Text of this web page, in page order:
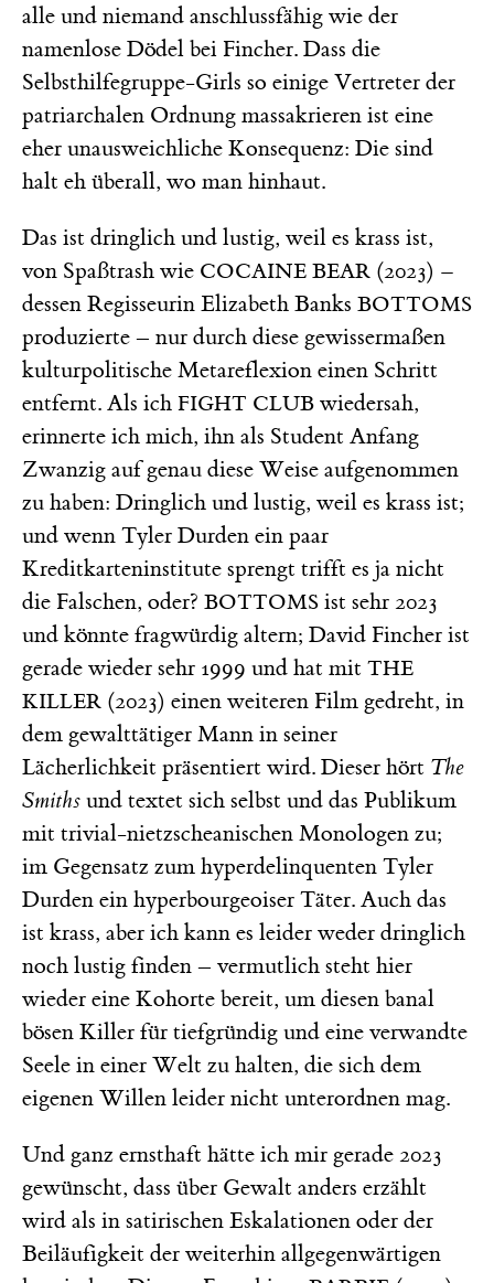
alle und niemand anschlussfähig wie der
namenlose Dödel bei Fincher. Dass die
Selbsthilfegruppe-Girls so einige Vertreter der
patriarchalen Ordnung massakrieren ist eine
eher unausweichliche Konsequenz: Die sind
halt eh überall, wo man hinhaut.
Das ist dringlich und lustig, weil es krass ist,
von Spaßtrash wie COCAINE BEAR (2023) –
dessen Regisseurin Elizabeth Banks BOTTOMS
produzierte – nur durch diese gewissermaßen
kulturpolitische Metareflexion einen Schritt
entfernt. Als ich FIGHT CLUB wiedersah,
erinnerte ich mich, ihn als Student Anfang
Zwanzig auf genau diese Weise aufgenommen
zu haben: Dringlich und lustig, weil es krass ist;
und wenn Tyler Durden ein paar
Kreditkarteninstitute sprengt trifft es ja nicht
die Falschen, oder? BOTTOMS ist sehr 2023
und könnte fragwürdig altern; David Fincher ist
gerade wieder sehr 1999 und hat mit THE
KILLER (2023) einen weiteren Film gedreht, in
dem gewalttätiger Mann in seiner
Lächerlichkeit präsentiert wird. Dieser hört The
Smiths und textet sich selbst und das Publikum
mit trivial-nietzscheanischen Monologen zu;
im Gegensatz zum hyperdelinquenten Tyler
Durden ein hyperbourgeoiser Täter. Auch das
ist krass, aber ich kann es leider weder dringlich
noch lustig finden – vermutlich steht hier
wieder eine Kohorte bereit, um diesen banal
bösen Killer für tiefgründig und eine verwandte
Seele in einer Welt zu halten, die sich dem
eigenen Willen leider nicht unterordnen mag.
Und ganz ernsthaft hätte ich mir gerade 2023
gewünscht, dass über Gewalt anders erzählt
wird als in satirischen Eskalationen oder der
Beiläufigkeit der weiterhin allgegenwärtigen